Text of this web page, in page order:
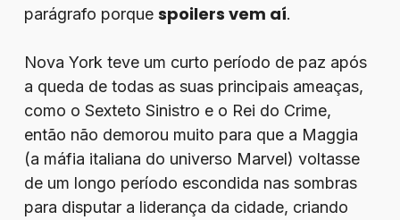
parágrafo porque spoilers vem aí.
Nova York teve um curto período de paz após
a queda de todas as suas principais ameaças,
como o Sexteto Sinistro e o Rei do Crime,
então não demorou muito para que a Maggia
(a máfia italiana do universo Marvel) voltasse
de um longo período escondida nas sombras
para disputar a liderança da cidade, criando